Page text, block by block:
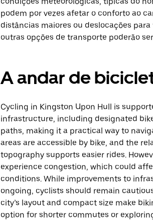
podem por vezes afetar o conforto ao
distâncias maiores ou deslocações
outras opções de transporte poderão
A andar de
Cycling in Kingston Upon Hull is
infrastructure, including designated
paths, making it a practical way to
areas are accessible by bike, and the
topography supports easier rides.
experience congestion, which could
conditions. While improvements to
ongoing, cyclists should remain
city’s layout and compact size make
option for shorter commutes or